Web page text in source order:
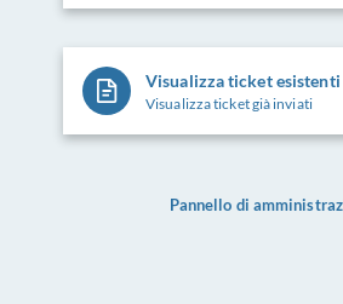
Visualizza ticket esistenti
Visualizza ticket già inviati
Pannello di